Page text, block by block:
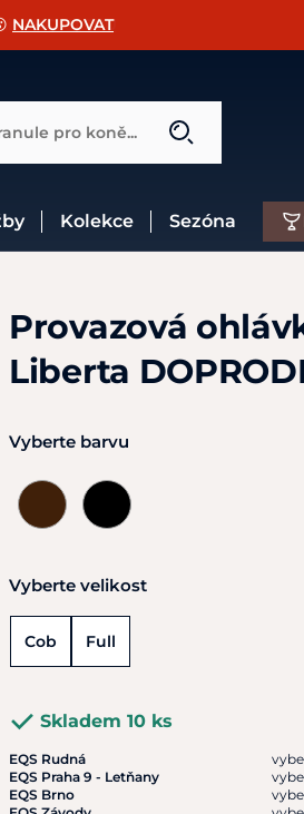
CHCI SLEVU
NAKUPOVAT
ZDARMA 🐴
pro koně...
Kolekce Sezóna
Provazová
Liberta
Vyberte barvu
Vyberte velikost
Cob Full
Skladem 10 ks
EQS Rudná
EQS Praha 9 - Letňany
EQS Brno